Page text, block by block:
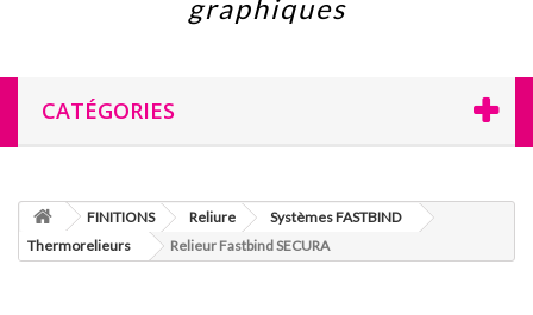
graphiques
CATÉGORIES
FINITIONS Reliure
Systèmes FASTBIND
Thermorelieurs
Relieur Fastbind SECURA